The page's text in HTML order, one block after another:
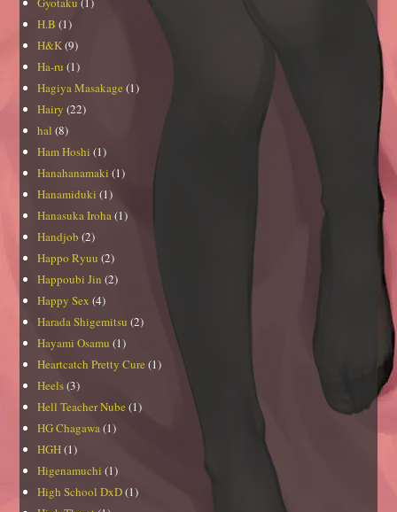
H.B (1)
H&K(9)
Ha-ru (1)
Hagiya Masakage (1)
Hairy (22)
hal (8)
Ham Hoshi (1)
Hanahanamaki (1)
Hanamiduki (1)
Hanasuka Iroha(1)
Handjob (2)
Happo Ryuu (2)
Happoubi Jin (2)
Happy Sex (4)
Harada Shigemitsu (2)
Hayami Osamu (1)
Heartcatch Pretty Cure (1)
Heels(3)
Hell Teacher Nube (1)
HG Chagawa(1)
HGH(1)
Higenamuchi (1)
High School DxD(1)